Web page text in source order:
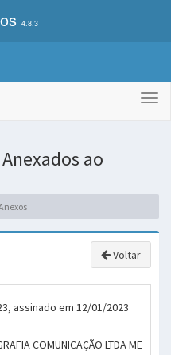
4.8.3
ao
Voltar
assinado em 12/01/2023
COMUNICAÇÃO LTDA ME